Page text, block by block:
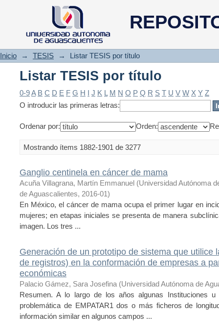
Listar TESIS por título
Inicio → TESIS → Listar TESIS por título
Listar TESIS por título
0-9A B C D E F G H I J K L M N O P Q R S T U V W X Y Z
O introducir las primeras letras:
Ordenar por: Orden:
Mostrando ítems 1882-1901 de 3277
Ganglio centinela en cáncer de mama
Acuña Villagrana, Martín Emmanuel (Universidad Autónoma
de Aguascalientes, 2016-01)
En México, el cáncer de mama ocupa el primer lugar en
mujeres; en etapas iniciales se presenta de manera
imagen. Los tres ...
Generación de un prototipo de sistema que utilice
de registros) en la conformación de empresas a
económicas
Palacio Gámez, Sara Josefina (Universidad Autónoma de
Resumen. A lo largo de los años algunas Instituciones
problemática de EMPATAR1 dos o más ficheros de
información similar en algunos campos ...